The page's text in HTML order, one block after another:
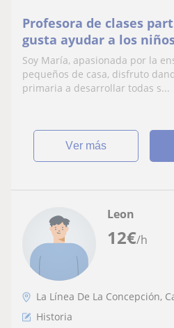
Profesora de clases
gusta ayudar a los
Soy María, apasionada por la
pequeños de casa, disfruto
primaria a desarrollar todas s...
ver más
12€/h
Leon
La Línea De La Concepción,
Historia